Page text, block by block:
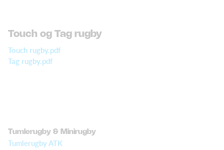
Touch og Tag rugby
Touch rugby.pdf
Tag rugby.pdf
Tumlerugby & Minirugby
Tumlerugby ATK